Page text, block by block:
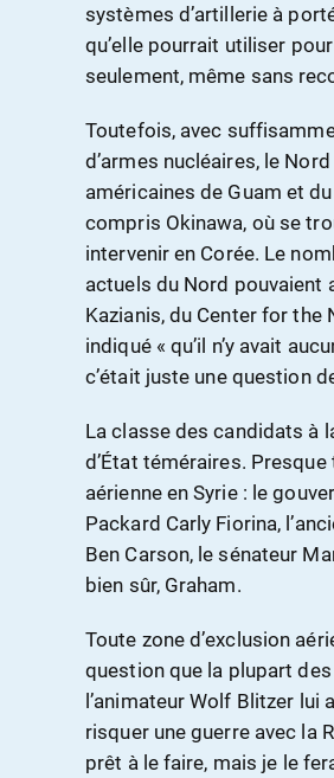
systèmes d’artillerie à
qu’elle pourrait utiliser
seulement, même sans
Toutefois, avec
d’armes nucléaires, le
américaines de Guam et
compris Okinawa, où se
intervenir en Corée. Le
actuels du Nord pouvaient
Kazianis, du Center for
indiqué « qu’il n’y avait
c’était juste une question
La classe des candidats à
d’État téméraires.
aérienne en Syrie : le
Packard Carly Fiorina,
Ben Carson, le sénateur
bien sûr, Graham.
Toute zone d’exclusion
question que la plupart
l’animateur Wolf Blitzer lui
risquer une guerre avec la
prêt à le faire, mais je le